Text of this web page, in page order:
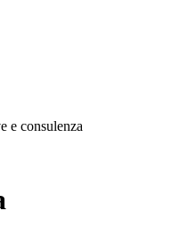
e consulenza